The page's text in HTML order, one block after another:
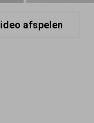
afspelen